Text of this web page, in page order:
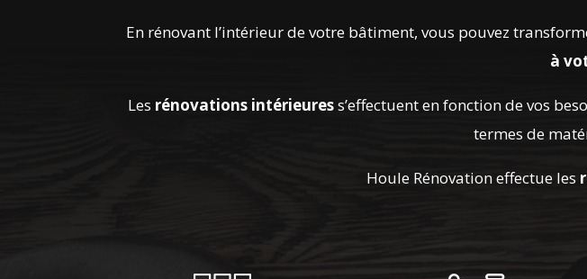
En rénovant l’intérieur de votre bâtiment, vous pouvez
à
Les rénovations intérieuress’effectuent en fonction de vos
termes de
Houle Rénovation effectue les